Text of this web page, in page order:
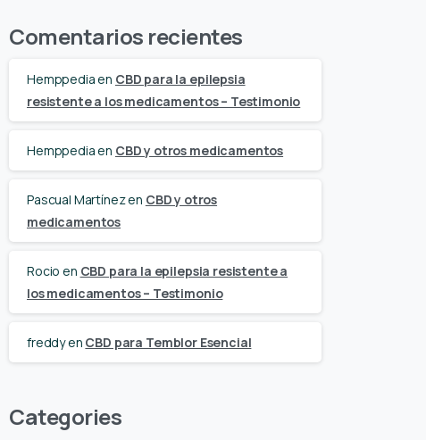
Comentarios recientes
Hemppediaen CBD para la epilepsia
resistente a los medicamentos – Testimonio
Hemppediaen CBD y otros medicamentos
Pascual Martínezen CBD y otros
medicamentos
Rocio en CBD para la epilepsia resistente a
los medicamentos – Testimonio
freddyen CBD para Temblor Esencial
Categories